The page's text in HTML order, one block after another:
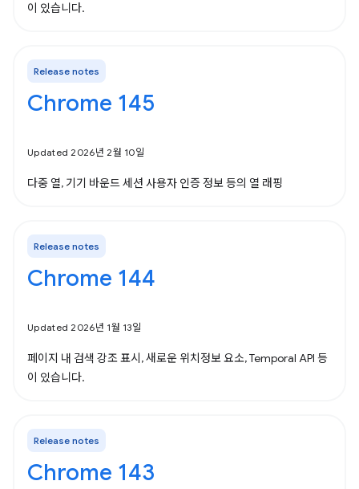
이 있습니다.
Release notes
Chrome 145
Updated 2026년 2월 10일
다중 열, 기기 바운드 세션 사용자 인증 정보 등의 열 래핑
Release notes
Chrome 144
Updated 2026년 1월 13일
페이지 내 검색 강조 표시, 새로운 위치정보 요소, Temporal API 등
이 있습니다.
Release notes
Chrome 143